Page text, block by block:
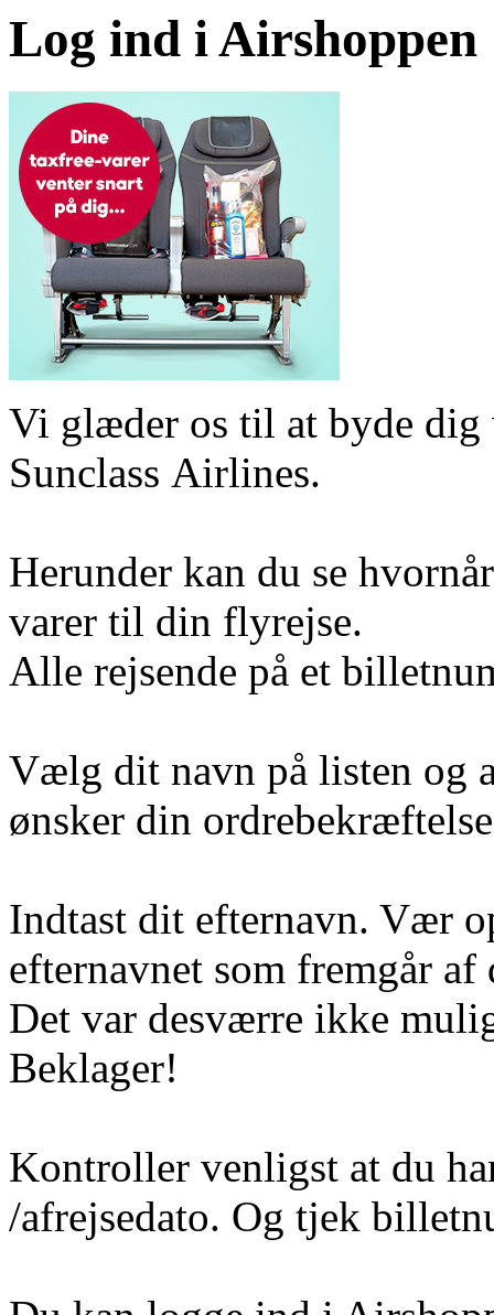
Log ind i Airshoppen
Vi glæder os til at byde dig
Sunclass Airlines.
Herunder kan du se
varer til din flyrejse.
Alle rejsende på et
Vælg dit navn på listen og
ønsker din
Indtast dit efternavn. Vær
efternavnet som fremgår
Det var desværre ikke
Beklager!
Kontroller venligst at du
/afrejsedato. Og tjek